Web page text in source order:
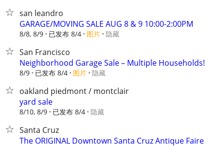
san leandro
GARAGE/MOVING SALE AUG 8 & 9 10:00-2:00PM
8/8, 8/9 已发布 8/4 图片 隐藏
San Francisco
Neighborhood Garage Sale – Multiple Households!
8/9 已发布 8/4 图片 隐藏
oakland piedmont / montclair
yard sale
8/10, 8/9 已发布 8/4 隐藏
Santa Cruz
The ORIGINAL Downtown Santa Cruz Antique Faire